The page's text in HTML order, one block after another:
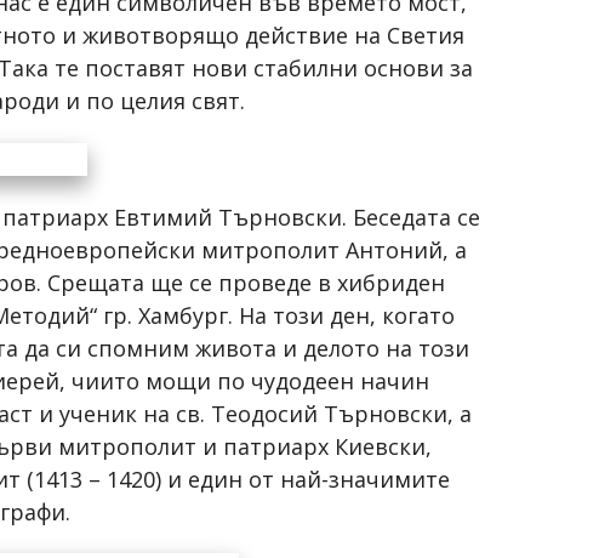
и животворящо действие на Светия
те поставят нови стабилни основи за
и по целия свят.
Евтимий Търновски. Беседата се
митрополит Антоний, а
Срещата ще се проведе в хибриден
гр. Хамбург. На този ден, когато
да си спомним живота и делото на този
чиито мощи по чудодеен начин
и ученик на св. Теодосий Търновски, а
митрополит и патриарх Киевски,
(1413 – 1420) и един от най-значимите